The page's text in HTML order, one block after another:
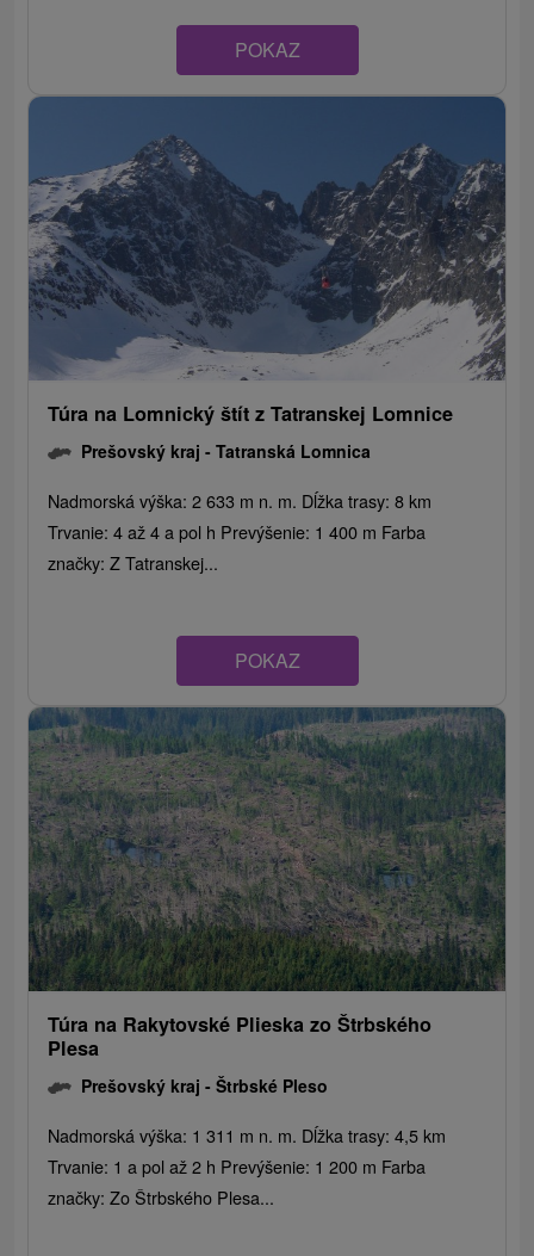
POKAZ
Túra na Lomnický štít z Tatranskej Lomnice
Prešovský kraj -Tatranská Lomnica
Nadmorská výška: 2 633 m n. m. Dĺžka trasy: 8 km
Trvanie: 4 až 4 a pol h Prevýšenie: 1 400 m Farba
značky: Z Tatranskej...
POKAZ
Túra na Rakytovské Plieska zo Štrbského
Plesa
Prešovský kraj -Štrbské Pleso
Nadmorská výška: 1 311 m n. m. Dĺžka trasy: 4,5 km
Trvanie: 1 a pol až 2 h Prevýšenie: 1 200 m Farba
značky: Zo Štrbského Plesa...